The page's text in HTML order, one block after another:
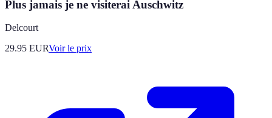
Plus jamais je ne visiterai Auschwitz
Delcourt
29.95 EURVoir le prix